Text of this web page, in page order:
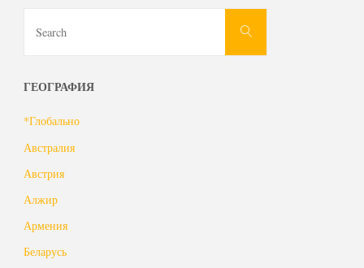
Search
ГЕОГРАФИЯ
*Глобально
Австралия
Австрия
Алжир
Армения
Беларусь